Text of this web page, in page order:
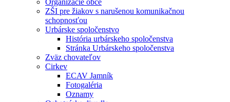
Organizácie obce
ZŠI pre žiakov s narušenou komunikačnou
schopnosťou
Urbárske spoločenstvo
História urbárskeho spoločenstva
Stránka Urbárskeho spoločenstva
Zväz chovateľov
Cirkev
ECAV Jamník
Fotogaléria
Oznamy